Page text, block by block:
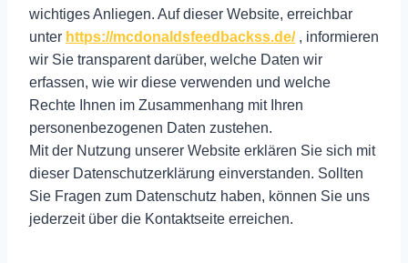
wichtiges Anliegen. Auf dieser Website, erreichbar
unter https://mcdonaldsfeedbackss.de/, informieren
wir Sie transparent darüber, welche Daten wir
erfassen, wie wir diese verwenden und welche
Rechte Ihnen im Zusammenhang mit Ihren
personenbezogenen Daten zustehen.
Mit der Nutzung unserer Website erklären Sie sich mit
dieser Datenschutzerklärung einverstanden. Sollten
Sie Fragen zum Datenschutz haben, können Sie uns
jederzeit über die Kontaktseite erreichen.